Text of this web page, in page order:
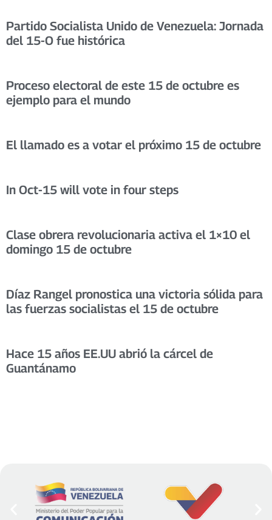
Partido Socialista Unido de Venezuela: Jornada
del 15-O fue histórica
Proceso electoral de este 15 de octubre es
ejemplo para el mundo
El llamado es a votar el próximo 15 de octubre
In Oct-15 will vote in four steps
Clase obrera revolucionaria activa el 1×10 el
domingo 15 de octubre
Díaz Rangel pronostica una victoria sólida para
las fuerzas socialistas el 15 de octubre
Hace 15 años EE.UU abrió la cárcel de
Guantánamo